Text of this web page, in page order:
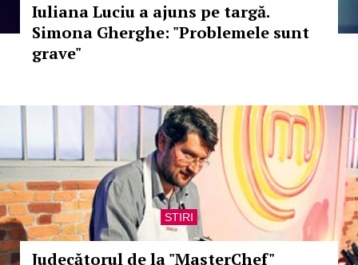
Iuliana Luciu a ajuns pe targă.
Simona Gherghe: "Problemele sunt
grave"
STIRI
Judecătorul de la "MasterChef"